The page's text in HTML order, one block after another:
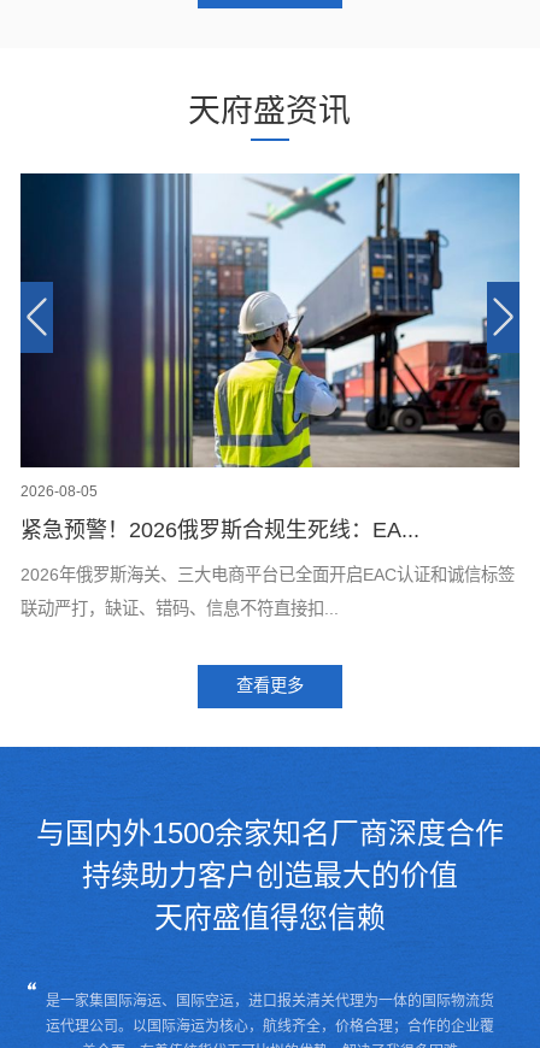
天府盛资讯
2026-08-05
紧急预警！2026俄罗斯合规生死线：EA...
2026年俄罗斯海关、三大电商平台已全面开启EAC认证和诚信标签
联动严打，缺证、错码、信息不符直接扣...
查看更多
与国内外1500余家知名厂商深度合作
持续助力客户创造最大的价值
天府盛值得您信赖
是一家集国际海运、国际空运，进口报关清关代理为一体的国际物流货
运代理公司。 以国际海运为核心，航线齐全，价格合理；合作的企业覆